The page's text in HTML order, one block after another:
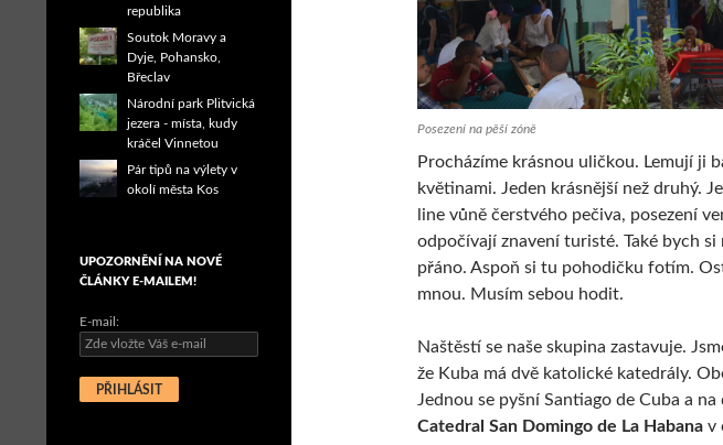
Posezení na pěší zóně
Procházíme krásnou uličkou. Lemují ji
květinami. Jeden krásnější než druhý.
line vůně čerstvého pečiva, posezení
odpočívají znavení turisté. Také bych si
přáno. Aspoň si tu pohodičku fotím.
mnou. Musím sebou hodit.
Naštěstí se naše skupina zastavuje.
že Kuba má dvě katolické katedrály.
Jednou se pyšní Santiago de Cuba a
Catedral San Domingo de La Habana v
republika
Soutok Moravy a
Dyje, Pohansko,
Břeclav
Národní park Plitvická
jezera - místa, kudy
kráčel Vinnetou
Pár tipů na výlety v
okolí města Kos
UPOZORNĚNÍ NA NOVÉ
ČLÁNKY E-MAILEM!
E-mail: